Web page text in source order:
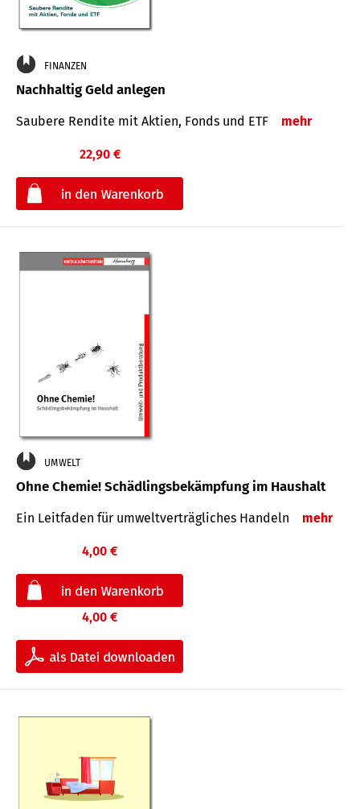
FINANZEN
Nachhaltig Geld anlegen
Saubere Rendite mit Aktien, Fonds und ETF mehr
22,90 €
UMWELT
Ohne Chemie! Schädlingsbekämpfung im Haushalt
Ein Leitfaden für um­welt­ver­träg­liches Han­deln mehr
4,00 €
4,00 €